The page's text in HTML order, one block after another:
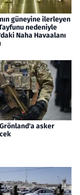
güneyine ilerleyen
nedeniyle
Naha Havaalanı
asker